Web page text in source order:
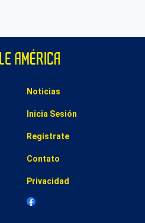
Noticias
Inicia Sesión
Regístrate
Contato
Privacidad